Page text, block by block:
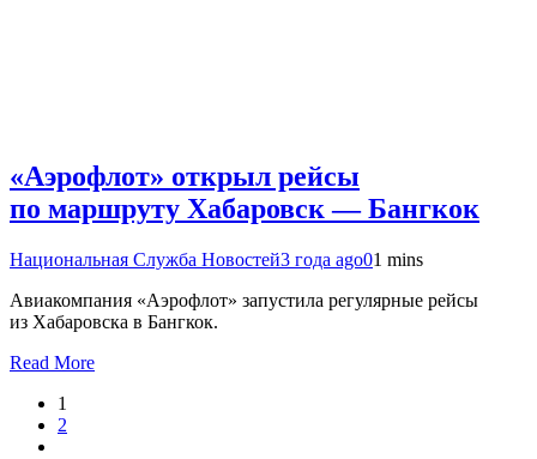
«Аэрофлот» открыл рейсы
по маршруту Хабаровск — Бангкок
Национальная Служба Новостей3 года ago01 mins
Авиакомпания «Аэрофлот» запустила регулярные рейсы
из Хабаровска в Бангкок.
Read More
1
2